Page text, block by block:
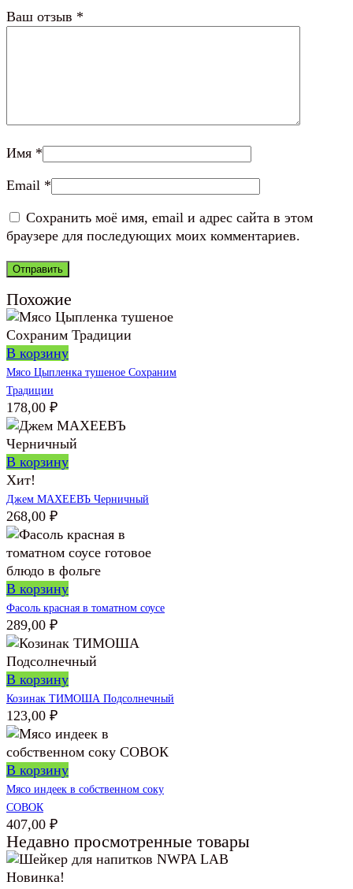
Ваш отзыв *
Имя *
Email *
Сохранить моё имя, email и адрес сайта в этом
браузере для последующих моих комментариев.
Похожие
В корзину
Мясо Цыпленка тушеное Сохраним
Традиции
178,00 ₽
В корзину
Хит!
Джем МАХЕЕВЪ Черничный
268,00 ₽
В корзину
Фасоль красная в томатном соусе
289,00 ₽
В корзину
Козинак ТИМОША Подсолнечный
123,00 ₽
В корзину
Мясо индеек в собственном соку
СОВОК
407,00 ₽
Недавно просмотренные товары
Новинка!